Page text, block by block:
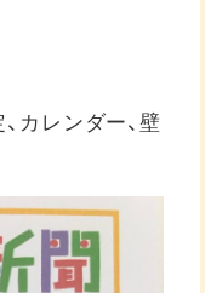
カレンダー、壁